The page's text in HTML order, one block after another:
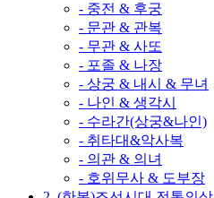
- 중전 & 후궁
- 문관 & 관복
- 무관 & 사또
- 포졸 & 나장
- 상궁 & 내시 & 무녀
- 나인 & 생각시
- 수라간(상궁&나인)
- 취타대&악사복
- 의관 & 의녀
- 호위무사 & 도부장